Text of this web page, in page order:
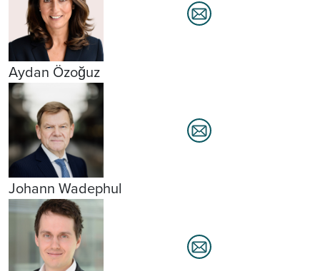
Aydan Özoğuz
Johann Wadephul